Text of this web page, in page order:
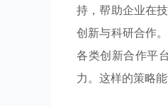
持，帮助企业在
创新与科研合作
各类创新合作平
力。这样的策略